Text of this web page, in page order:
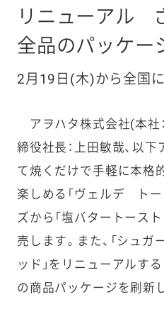
リニューアル
全品のパッケー
2月19日(木)から全国
アヲハタ株式会社(本社
締役社長：上田敏哉、以
て焼くだけで手軽に本格
楽しめる「ヴェルデ トー
ズから「塩バタートース
売します。また、「シュ
ッド」をリニューアルす
の商品パッケージを刷新